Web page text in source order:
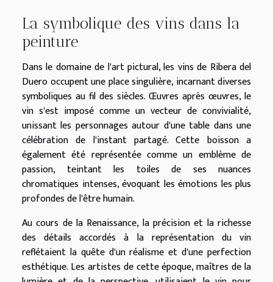
La symbolique des vins dans la
peinture
Dans le domaine de l'art pictural, les vins de Ribera del
Duero occupent une place singulière, incarnant diverses
symboliques au fil des siècles. Œuvres après œuvres, le
vin s'est imposé comme un vecteur de convivialité,
unissant les personnages autour d'une table dans une
célébration de l'instant partagé. Cette boisson a
également été représentée comme un emblème de
passion, teintant les toiles de ses nuances
chromatiques intenses, évoquant les émotions les plus
profondes de l'être humain.
Au cours de la Renaissance, la précision et la richesse
des détails accordés à la représentation du vin
reflétaient la quête d'un réalisme et d'une perfection
esthétique. Les artistes de cette époque, maîtres de la